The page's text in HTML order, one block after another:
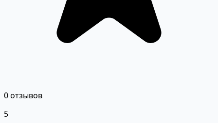
0 отзывов
5